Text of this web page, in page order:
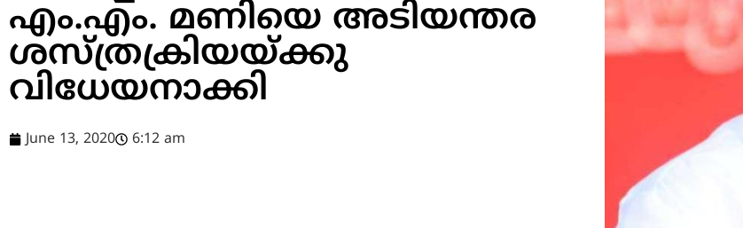
എം.എം. മണിയെ അടിയന്തര
ശസ്ത്രക്രിയയ്ക്കു
വിധേയനാക്കി
June 13, 2020 6:12 am